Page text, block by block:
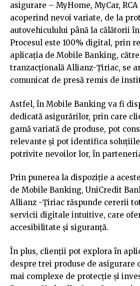
asigurare – MyHome, MyCar,
acoperind nevoi variate, de la
autovehiculului până la călătorii
Procesul este 100% digital, prin
aplicația de Mobile Banking,
tranzacțională Allianz-Țiriac, se
comunicat de presă remis de
Astfel, în Mobile Banking va fi
dedicată asigurărilor, prin care
gamă variată de produse, pot
relevante și pot identifica
potrivite nevoilor lor, în
Prin punerea la dispoziție a
de Mobile Banking, UniCredit
Allianz -Țiriac răspunde cererii
servicii digitale intuitive, care
accesibilitate și siguranță.
În plus, clienții pot explora în
despre trei produse de asigurare
mai complexe de protecție și